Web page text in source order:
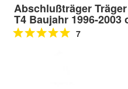
Abschlußträger
T4 Baujahr 1996-2003
7